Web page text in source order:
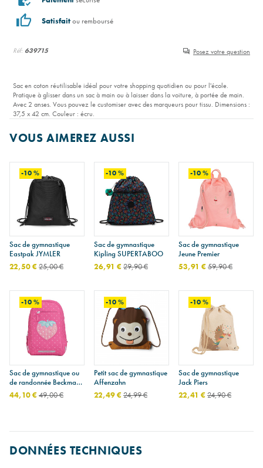
Réf: 639715 Posez votre question
Sac en coton réutilisable idéal pour votre shopping quotidien ou pour l'école.
Pratique à glisser dans un sac à main ou à laisser dans la voiture, à portée de main.
Avec 2 anses. Vous pouvez le customiser avec des marqueurs pour tissu. Dimensions :
37,5 x 42 cm. Couleur : écru.
Satisfaitou remboursé
VOUS AIMEREZ AUSSI
-10 %
Sac de gymnastique
Eastpak JYMLER
22,50 €25,00 €
-10 %
Sac de gymnastique
Kipling SUPERTABOO
26,91 €29,90 €
-10 %
Sac de gymnastique
Jeune Premier
53,91 €59,90 €
-10 %
Sac de gymnastique ou
de randonnée Beckmann
(12L)
44,10 €49,00 €
-10 %
Petit sac de gymnastique
Affenzahn
22,49 €24,99 €
-10 %
Sac de gymnastique
Jack Piers
22,41 €24,90 €
DONNÉES TECHNIQUES